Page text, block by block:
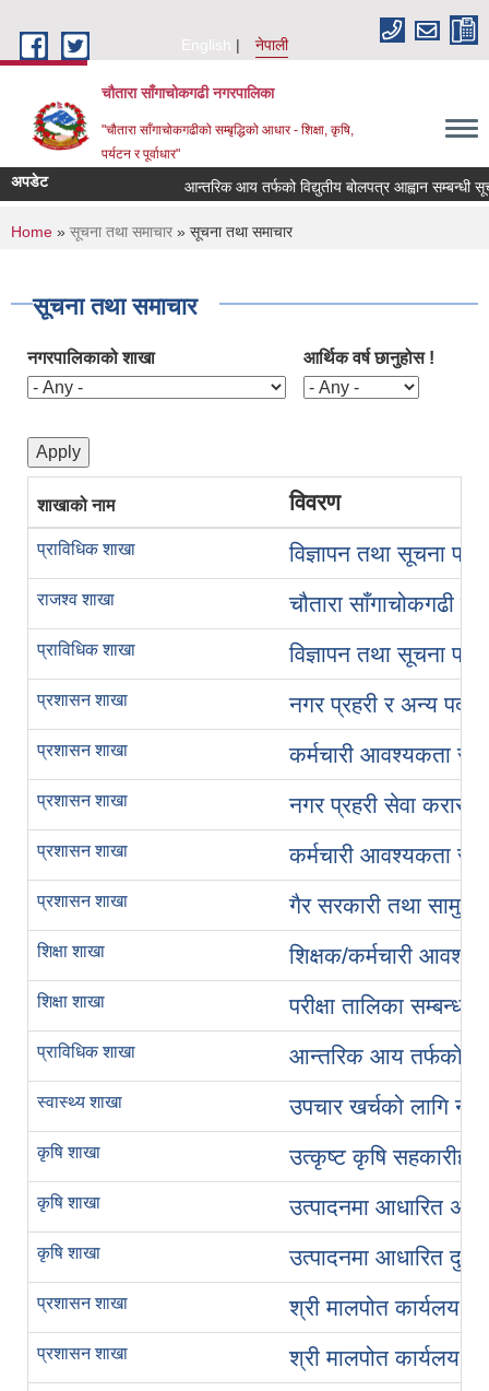
English
नेपाली
चौतारा साँगाचोकगढी नगरपालिका
"चौतारा साँगाचोकगढीको सम्बृद्धिको आधार - शिक्षा, कृषि,
पर्यटन र पूर्वाधार"
अपडेट आन्तरिक आय तर्फको विद्युतीय बोलपत्र आह्वान सम्बन्धी सूचना
You are here
Home » सूचना तथा समाचार » सूचना तथा समाचार
सूचना तथा समाचार
नगरपालिकाको शाखा आर्थिक वर्ष छानुहोस !
शाखाको नाम विवरण
प्राविधिक शाखा विज्ञापन तथा सूचना
राजश्व शाखा चौतारा साँगाचोकगढी
प्राविधिक शाखा विज्ञापन तथा सूचना
प्रशासन शाखा नगर प्रहरी र अन्य
प्रशासन शाखा कर्मचारी आवश्यकता
प्रशासन शाखा नगर प्रहरी सेवा
प्रशासन शाखा कर्मचारी आवश्यकता
प्रशासन शाखा गैर सरकारी तथा
शिक्षा शाखा शिक्षक/कर्मचारी
शिक्षा शाखा परीक्षा तालिका सम्बन्धमा
प्राविधिक शाखा आन्तरिक आय तर्फको
स्वास्थ्य शाखा उपचार खर्चको लागि
कृषि शाखा उत्कृष्ट कृषि
कृषि शाखा उत्पादनमा आधारित
कृषि शाखा उत्पादनमा आधारित
प्रशासन शाखा श्री मालपोत कार्यलय
प्रशासन शाखा श्री मालपोत कार्यलय